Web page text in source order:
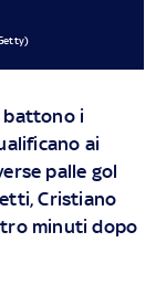
battono i
ai
palle gol
Cristiano
minuti dopo